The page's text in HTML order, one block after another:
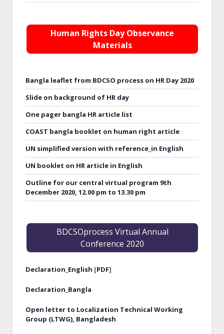
Human Rights Day Observance
Materials
Bangla leaflet from BDCSO process on HR Day 2020
Slide on background of HR day
One pager bangla HR article list
COAST bangla booklet on human right article
UN simplified version with reference_in English
UN booklet on HR article in English
Outline for our central virtual program 9th
December 2020, 12.00 pm to 13.30 pm
BDCSOprocess Virtual Annual
Conference 2020
Declaration_English [PDF]
Declaration_Bangla
Open letter to Localization Technical Working
Group (LTWG), Bangladesh